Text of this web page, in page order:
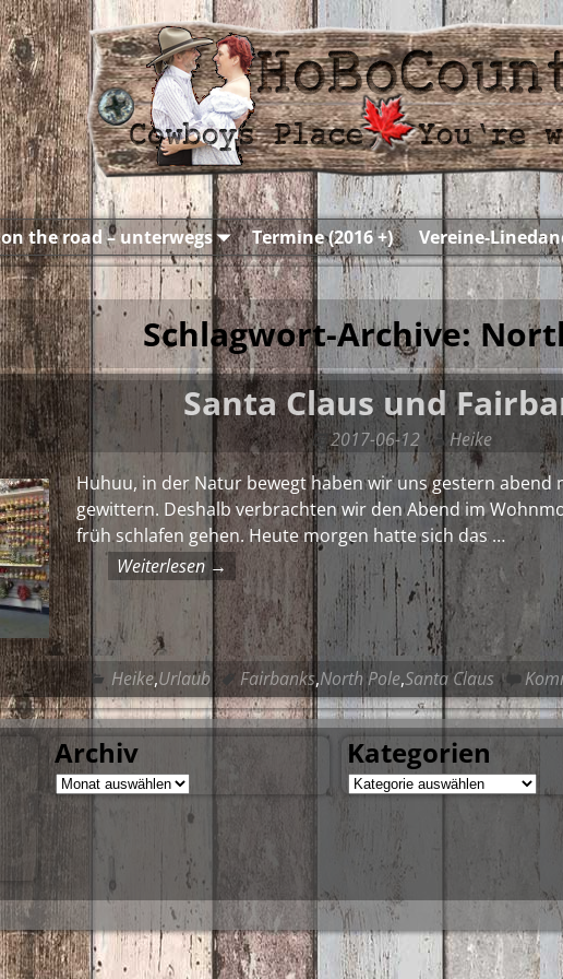
on the road – unterwegs Termine (2016 +) Vereine-
Schlagwort-Archive:
Santa Claus und
2017-06-12
Heike
Huhuu, in der Natur bewegt haben wir uns gestern abend
gewittern. Deshalb verbrachten wir den Abend im
früh schlafen gehen. Heute morgen hatte sich das…
Weiterlesen →
Heike,Urlaub Fairbanks,North Pole,Santa Claus
Archiv Kategorien